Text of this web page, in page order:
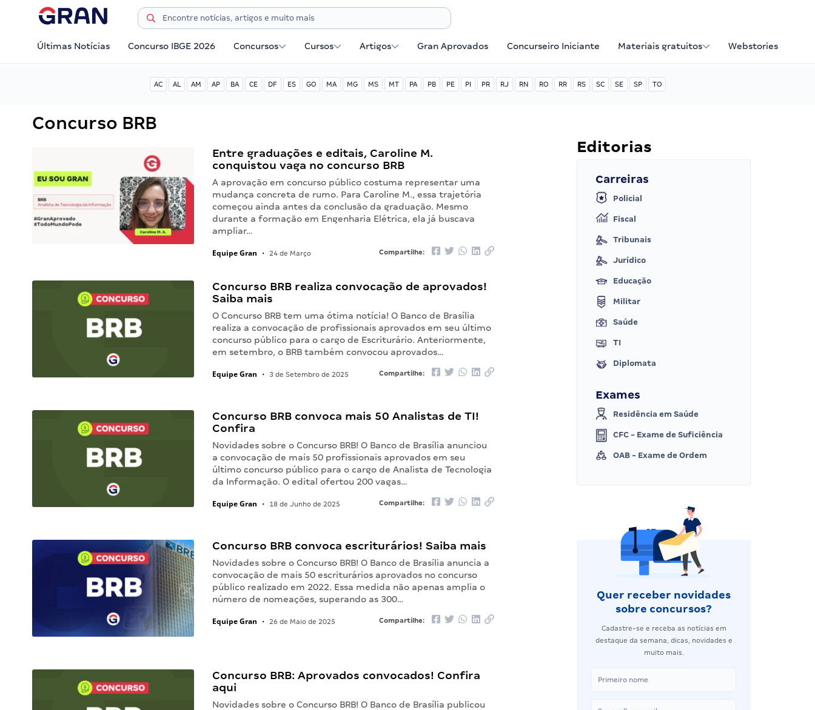
Últimas Notícias Concurso IBGE 2026 Concursos Cursos Artigos Gran Aprovados Concurseiro Iniciante Materiais gratuitos Webstories
AC AL AM AP BA CE DF ES GO MA MG MS MT PA PB PE PI PR RJ RN RO RR RS SC SE SP TO
Concurso BRB
Entre graduações e editais, Caroline M.
conquistou vaga no concurso BRB
A aprovação em concurso público costuma representar uma
mudança concreta de rumo. Para Caroline M., essa trajetória
começou ainda antes da conclusão da graduação. Mesmo
durante a formação em Engenharia Elétrica, ela já buscava
ampliar…
Equipe Gran • 24 de Março Compartilhe:
Concurso BRB realiza convocação de aprovados!
Saiba mais
O Concurso BRB tem uma ótima notícia! O Banco de Brasília
realiza a convocação de profissionais aprovados em seu último
concurso público para o cargo de Escriturário. Anteriormente,
em setembro, o BRB também convocou aprovados…
Equipe Gran • 3 de Setembro de 2025 Compartilhe:
Concurso BRB convoca mais 50 Analistas de TI!
Confira
Novidades sobre o Concurso BRB! O Banco de Brasília anunciou
a convocação de mais 50 profissionais aprovados em seu
último concurso público para o cargo de Analista de Tecnologia
da Informação. O edital ofertou 200 vagas…
Equipe Gran • 18 de Junho de 2025 Compartilhe:
Concurso BRB convoca escriturários! Saiba mais
Novidades sobre o Concurso BRB! O Banco de Brasília anuncia a
convocação de mais 50 escriturários aprovados no concurso
público realizado em 2022. Essa medida não apenas amplia o
número de nomeações, superando as 300…
Equipe Gran • 26 de Maio de 2025 Compartilhe:
Concurso BRB: Aprovados convocados! Confira
aqui
Novidades sobre o Concurso BRB! O Banco de Brasília publicou
Editorias
Carreiras
Policial
Fiscal
Tribunais
Jurídico
Educação
Militar
Saúde
TI
Diplomata
Exames
Residência em Saúde
CFC - Exame de Suficiência
OAB - Exame de Ordem
Quer receber novidades
sobre concursos?
Cadastre-se e receba as notícias em
destaque da semana, dicas, novidades e
muito mais.